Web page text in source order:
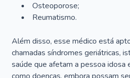
Osteoporose;
Reumatismo.
Além disso, esse médico está
chamadas síndromes geriátricas,
saúde que afetam a pessoa idosa